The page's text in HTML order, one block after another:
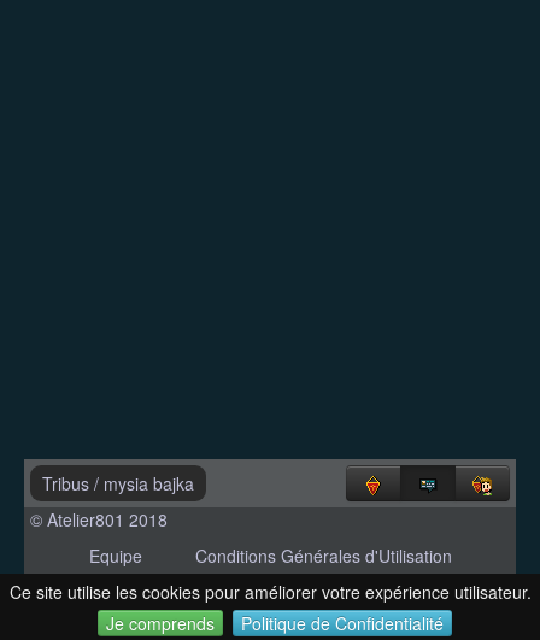
Ce site utilise les cookies pour améliorer votre expérience utilisateur.
Je comprends
Politique de Confidentialité
Tribus / mysia bajka
© Atelier801 2018
Equipe
Conditions Générales d'Utilisation
Politique de Confidentialité
Contact
Version 1.27